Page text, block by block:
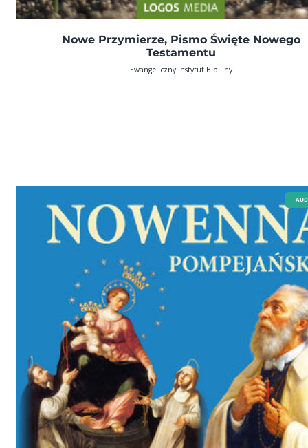
Nowe Przymierze, Pismo Święte Nowego
Testamentu
Ewangeliczny Instytut Biblijny